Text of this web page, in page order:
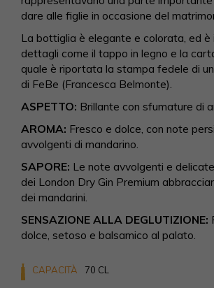
dare alle figlie in occasione del
La bottiglia è elegante e colorata, ed è
dettagli come il tappo in legno e la
quale è riportata la stampa fedele di
di FeBe (Francesca Belmonte).
ASPETTO: Brillante con sfumature di
AROMA: Fresco e dolce, con note
avvolgenti di mandarino.
SAPORE: Le note avvolgenti e
dei London Dry Gin Premium
dei mandarini.
SENSAZIONE ALLA DEGLUTIZIONE:
dolce, setoso e balsamico al palato.
CAPACITÀ 70 CL